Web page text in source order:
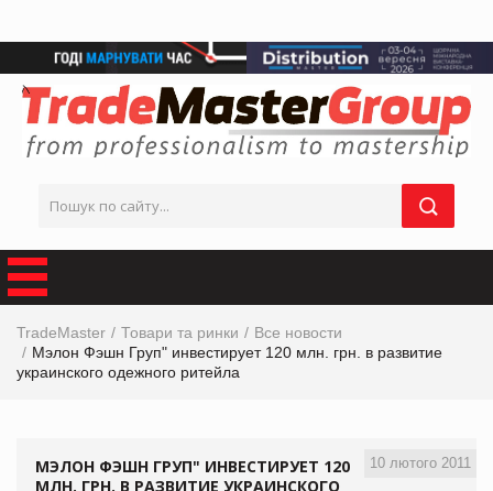
TradeMaster Товари та ринки
Все новости
Мэлон Фэшн Груп" инвестирует 120 млн. грн. в развитие
украинского одежного ритейла
10 лютого 2011
МЭЛОН ФЭШН ГРУП" ИНВЕСТИРУЕТ 120
МЛН. ГРН. В РАЗВИТИЕ УКРАИНСКОГО